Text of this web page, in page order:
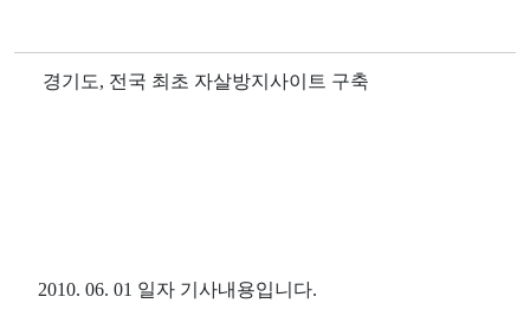
경기도, 전국 최초 자살방지사이트 구축
2010. 06. 01 일자 기사내용입니다.